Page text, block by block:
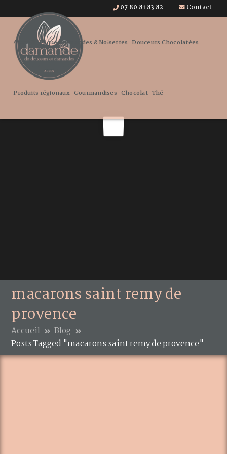
07 80 81 83 82 Contact
Accueil Pâques Amandes & Noisettes Douceurs Chocolatées
Produits régionaux Gourmandises Chocolat Thé
macarons saint remy de
provence
Accueil
Blog
Posts Tagged "macarons saint remy de provence"